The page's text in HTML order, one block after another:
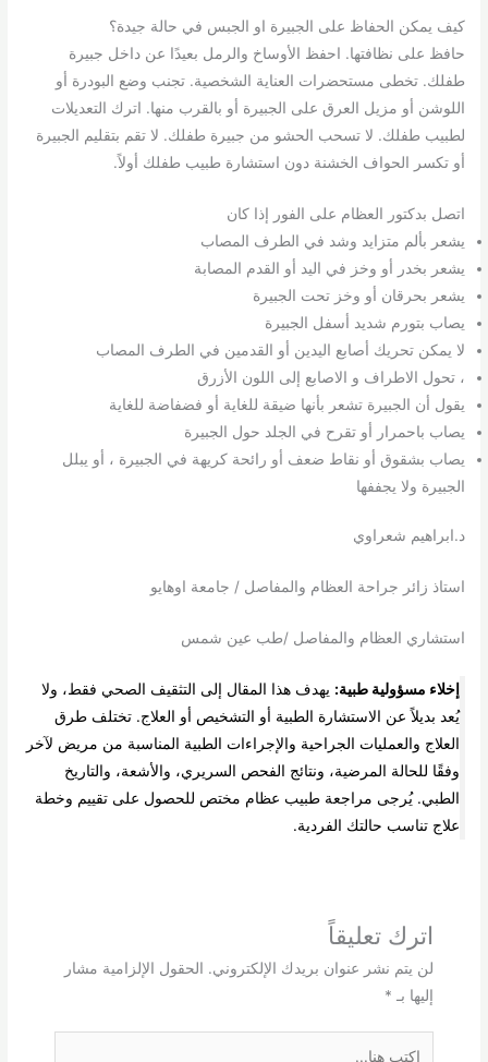
كيف يمكن الحفاظ على الجبيرة او الجبس في حالة جيدة؟
حافظ على نظافتها. احفظ الأوساخ والرمل بعيدًا عن داخل جبيرة
طفلك. تخطى مستحضرات العناية الشخصية. تجنب وضع البودرة أو
اللوشن أو مزيل العرق على الجبيرة أو بالقرب منها. اترك التعديلات
لطبيب طفلك. لا تسحب الحشو من جبيرة طفلك. لا تقم بتقليم الجبيرة
أو تكسر الحواف الخشنة دون استشارة طبيب طفلك أولاً.
اتصل بدكتور العظام على الفور إذا كان
يشعر بألم متزايد وشد في الطرف المصاب
يشعر بخدر أو وخز في اليد أو القدم المصابة
يشعر بحرقان أو وخز تحت الجبيرة
يصاب بتورم شديد أسفل الجبيرة
لا يمكن تحريك أصابع اليدين أو القدمين في الطرف المصاب
، تحول الاطراف و الاصابع إلى اللون الأزرق
يقول أن الجبيرة تشعر بأنها ضيقة للغاية أو فضفاضة للغاية
يصاب باحمرار أو تقرح في الجلد حول الجبيرة
يصاب بشقوق أو نقاط ضعف أو رائحة كريهة في الجبيرة ، أو يبلل
الجبيرة ولا يجففها
د.ابراهيم شعراوي
استاذ زائر جراحة العظام والمفاصل / جامعة اوهايو
استشاري العظام والمفاصل /طب عين شمس
إخلاء مسؤولية طبية: يهدف هذا المقال إلى التثقيف الصحي فقط، ولا
يُعد بديلاً عن الاستشارة الطبية أو التشخيص أو العلاج. تختلف طرق
العلاج والعمليات الجراحية والإجراءات الطبية المناسبة من مريض لآخر
وفقًا للحالة المرضية، ونتائج الفحص السريري، والأشعة، والتاريخ
الطبي. يُرجى مراجعة طبيب عظام مختص للحصول على تقييم وخطة
علاج تناسب حالتك الفردية.
اترك تعليقاً
لن يتم نشر عنوان بريدك الإلكتروني. الحقول الإلزامية مشار
إليها بـ *